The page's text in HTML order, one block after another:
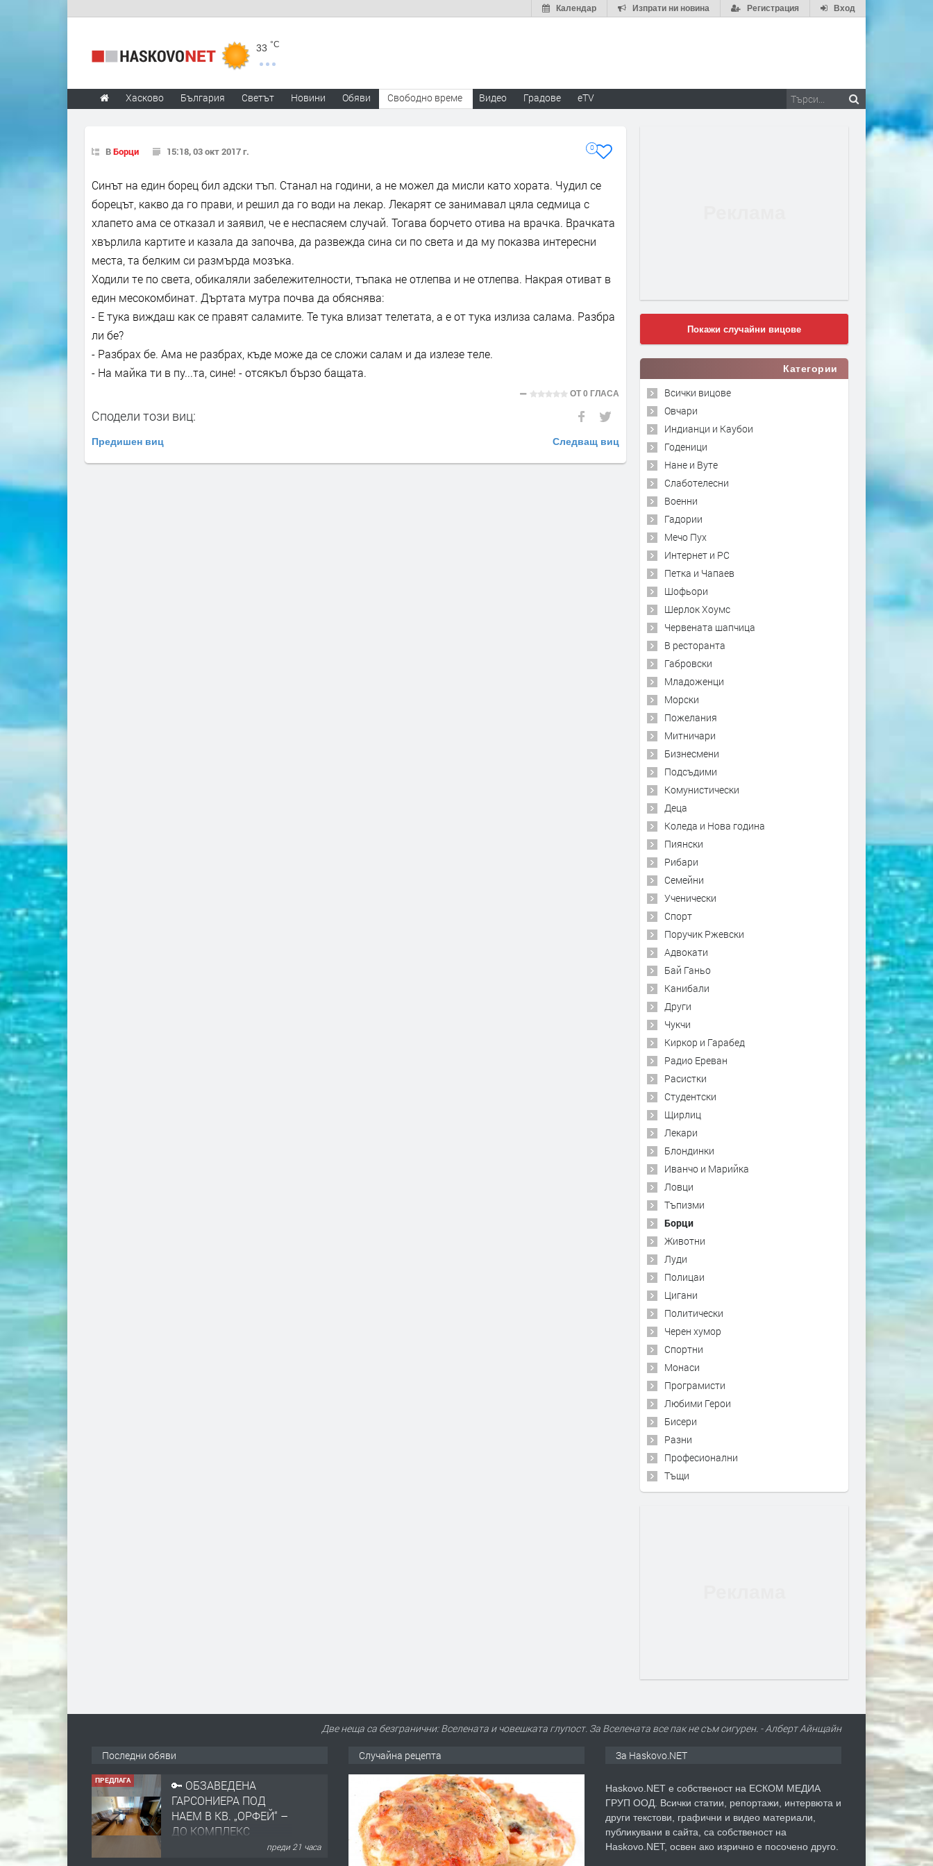
Вход
Регистрация
Изпрати ни новина
Календар
33 °C
Хасково България Светът Новини Обяви Свободно време Видео Градове eTV
ВБорци 15:18, 03 окт 2017 г. 0
Синът на един борец бил адски тъп. Станал на години, а не можел да мисли като хората. Чудил се
борецът, какво да го прави, и решил да го води на лекар. Лекарят се занимавал цяла седмица с
хлапето ама се отказал и заявил, че е неспасяем случай. Тогава борчето отива на врачка. Врачката
хвърлила картите и казала да започва, да развежда сина си по света и да му показва интересни
места, та белким си размърда мозъка.
Ходили те по света, обикаляли забележителности, тъпака не отлепва и не отлепва. Накрая отиват в
един месокомбинат. Дъртата мутра почва да обяснява:
- Е тука виждаш как се правят саламите. Те тука влизат телетата, а е от тука излиза салама. Разбра
ли бе?
- Разбрах бе. Ама не разбрах, къде може да се сложи салам и да излезе теле.
- На майка ти в пу...та, сине! - отсякъл бързо бащата.
ОТ0 ГЛАСА
Сподели този виц:
Предишен виц Следващ виц
Покажи случайни вицове
Категории
Всички вицове
Овчари
Индианци и Каубои
Годеници
Нане и Вуте
Слаботелесни
Военни
Гадории
Мечо Пух
Интернет и PC
Петка и Чапаев
Шофьори
Шерлок Хоумс
Червената шапчица
В ресторанта
Габровски
Младоженци
Морски
Пожелания
Митничари
Бизнесмени
Подсъдими
Комунистически
Деца
Коледа и Нова година
Пиянски
Рибари
Семейни
Ученически
Спорт
Поручик Ржевски
Адвокати
Бай Ганьо
Канибали
Други
Чукчи
Киркор и Гарабед
Радио Ереван
Расистки
Студентски
Щирлиц
Лекари
Блондинки
Иванчо и Марийка
Ловци
Тъпизми
Борци
Животни
Луди
Полицаи
Цигани
Политически
Черен хумор
Спортни
Монаси
Програмисти
Любими Герои
Бисери
Разни
Професионални
Тъщи
Две неща са безгранични: Вселената и човешката глупост. За Вселената все пак не съм сигурен. - Алберт Айнщайн
Последни обяви
ПРЕДЛАГА
🔑 ОБЗАВЕДЕНА
ГАРСОНИЕРА ПОД
НАЕМ В КВ. „ОРФЕЙ“ –
ДО КОМПЛЕКС
преди 21 часа
Случайна рецепта За Haskovo.NET
Haskovo.NET е собственост на ЕСКОМ МЕДИА
ГРУП ООД. Всички статии, репортажи, интервюта и
други текстови, графични и видео материали,
публикувани в сайта, са собственост на
Haskovo.NET, освен ако изрично е посочено друго.